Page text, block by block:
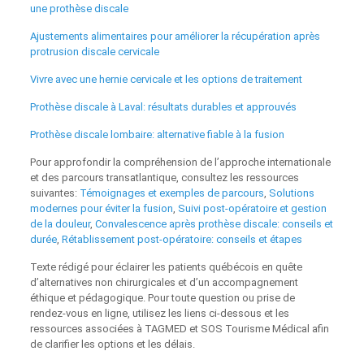
une prothèse discale
Ajustements alimentaires pour améliorer la récupération après
protrusion discale cervicale
Vivre avec une hernie cervicale et les options de traitement
Prothèse discale à Laval: résultats durables et approuvés
Prothèse discale lombaire: alternative fiable à la fusion
Pour approfondir la compréhension de l’approche internationale
et des parcours transatlantique, consultez les ressources
suivantes: Témoignages et exemples de parcours Solutions
modernes pour éviter la fusion Suivi post-opératoire et gestion
de la douleur, Convalescence après prothèse discale: conseils et
durée, Rétablissement post-opératoire: conseils et étapes
Texte rédigé pour éclairer les patients québécois en quête
d’alternatives non chirurgicales et d’un accompagnement
éthique et pédagogique. Pour toute question ou prise de
rendez‑vous en ligne, utilisez les liens ci‑dessous et les
ressources associées à TAGMED et SOS Tourisme Médical afin
de clarifier les options et les délais.